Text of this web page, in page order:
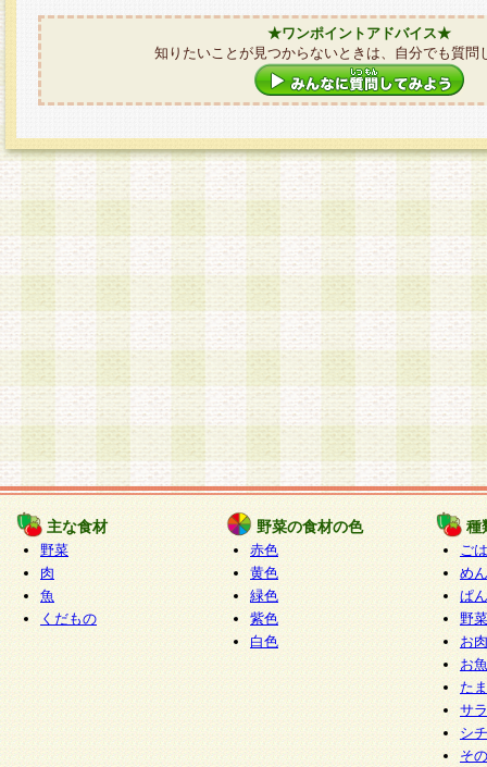
★ワンポイントアドバイス★
知りたいことが見つからないときは、自分でも質問
主な食材
野菜
肉
魚
くだもの
野菜の食材の色
赤色
黄色
緑色
紫色
白色
種
ご
めん
ぱん
野
お
お
た
サ
シ
そ